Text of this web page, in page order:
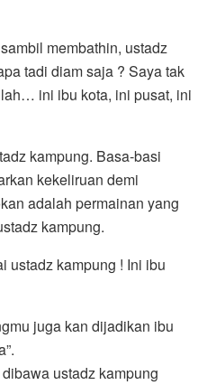
membathin, ustadz
tadi diam saja ? Saya tak
ini ibu kota, ini pusat, ini
kampung. Basa-basi
kekeliruan demi
adalah permainan yang
kampung.
ustadz kampung ! Ini ibu
juga kan dijadikan ibu
ustadz kampung